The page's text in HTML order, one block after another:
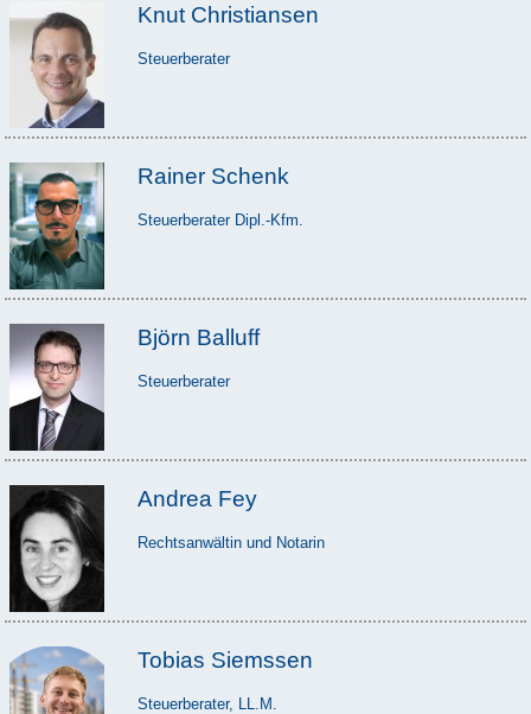
Knut Christiansen
Steuerberater
Rainer Schenk
Steuerberater Dipl.-Kfm.
Björn Balluff
Steuerberater
Andrea Fey
Rechtsanwältin und Notarin
Tobias Siemssen
Steuerberater, LL.M.